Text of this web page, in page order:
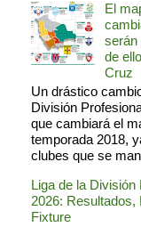
El
serán
de
Cruz
Un drástico
División
que cambiará el
temporada 2018,
clubes que se
Liga de la División
2026: Resultados,
Fixture